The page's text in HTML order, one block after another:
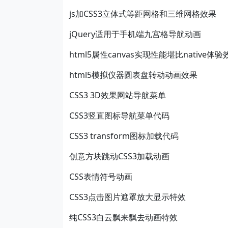
js加CSS3立体式等距网格和三维网格效果
jQuery适用于手机端九宫格导航动画
html5属性canvas实现性能堪比native体验
html5模拟仪器圆表盘转动动画效果
CSS3 3D效果网站导航菜单
CSS3竖直图标导航菜单代码
CSS3 transform图标加载代码
创意方块跳动CSS3加载动画
CSS表情符号动画
CSS3点击图片遮罩放大显示特效
纯CSS3白云飘来飘去动画特效